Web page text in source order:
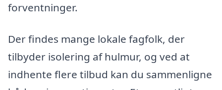
forventninger.
Der findes mange lokale fagfolk, der
tilbyder isolering af hulmur, og ved at
indhente flere tilbud kan du sammenligne